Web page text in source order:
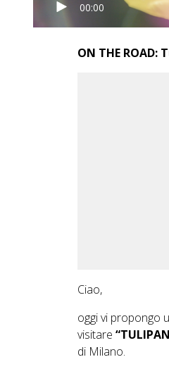
00:00
ON THE
Ciao,
oggi vi propongo
visitare
di Milano.